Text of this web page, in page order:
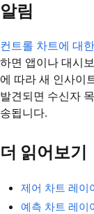
알림
컨트롤 차트에 대
하면 앱이나 대시
에 따라 새 인사이
발견되면 수신자
송됩니다.
더 읽어보기
제어 차트 레이
예측 차트 레이